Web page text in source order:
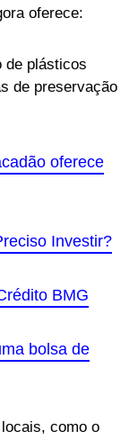
oferece:
de plásticos
de preservação
oferece
Investir?
BMG
bolsa de
como o